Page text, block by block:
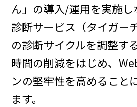
ん」の導入/運用を実施
診断サービス（タイガー
の診断サイクルを調整す
時間の削減をはじめ、
ンの堅牢性を高めること
ます。